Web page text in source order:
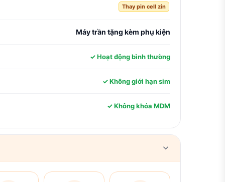
Thay pin cell zin
Máy trần tặng kèm phụ kiện
✓ Hoạt động bình thường
✓ Không giới hạn sim
✓ Không khóa MDM